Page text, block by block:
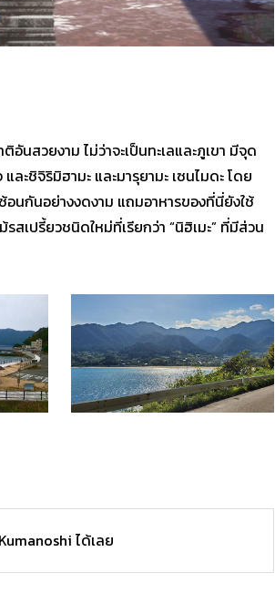
นสวยงาม ไม่ว่าจะเป็นทะเลและภูเขา มีจุด
ะชิจิริมิฮามะ และมารุยามะ เซนไมดะ โดย
อนกันอย่างงดงาม แถมอาหารของที่นี่ยังใช้
สเปรี้ยวชนิดใหม่ที่เรียกว่า “นิฮิเมะ” ที่มีส่วน
ได้เลย